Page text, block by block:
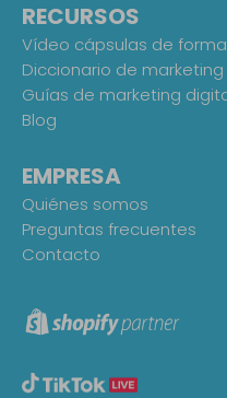
RECURSOS
Vídeo cápsulas de
Diccionario de
Guías de marketing
Blog
EMPRESA
Quiénes somos
Preguntas frecuentes
Contacto